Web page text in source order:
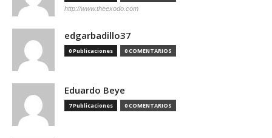
http://www.theexodo.com
edgarbadillo37
0 Publicaciones 0 COMENTARIOS
Eduardo Beye
7 Publicaciones 0 COMENTARIOS